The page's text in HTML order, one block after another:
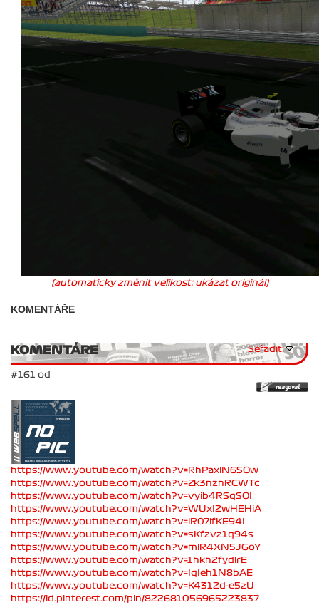
(automaticky změnit velikost: ukázat originál)
KOMENTÁŘE
KOMENTÁRE Seřadit:
#161 od
https://www.youtube.com/watch?v=RhPaxlN6SOw
https://www.youtube.com/watch?v=Zk3nznRCWTc
https://www.youtube.com/watch?v=vyib4RSqSOI
https://www.youtube.com/watch?v=WUxI2wHEHiA
https://www.youtube.com/watch?v=iR07lfKE94I
https://www.youtube.com/watch?v=sKfzvz1q94s
https://www.youtube.com/watch?v=mlR4XN5JGoY
https://www.youtube.com/watch?v=1hkh2fydlrE
https://www.youtube.com/watch?v=IqIeh1N8bAE
https://www.youtube.com/watch?v=K4312d-e5zU
https://id.pinterest.com/pin/822681056965223837